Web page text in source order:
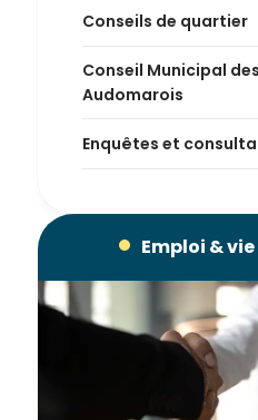
Conseils de quartier
Conseil Municipal
Audomarois
Enquêtes et
Emploi &